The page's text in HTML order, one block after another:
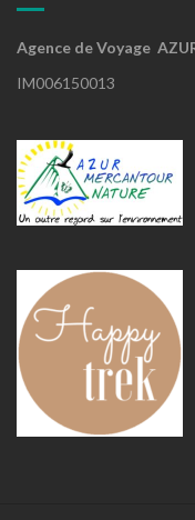
Agence de Voyage
IM006150013